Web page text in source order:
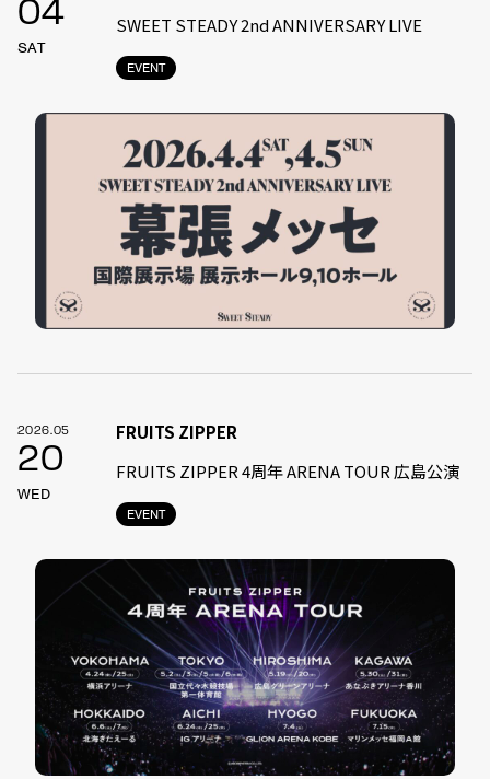
04
SAT
EVENT
SWEET STEADY 2nd ANNIVERSARY LIVE
2026.05
20
WED
EVENT
FRUITS ZIPPER
FRUITS ZIPPER 4周年 ARENA TOUR 広島公演